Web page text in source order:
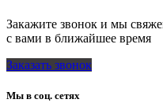
Закажите звонок и мы
с вами в ближайшее время
Заказать звонок
Мы в соц. сетях